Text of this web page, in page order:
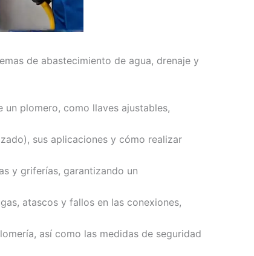
de abastecimiento de agua, drenaje y
plomero, como llaves ajustables,
sus aplicaciones y cómo realizar
y griferías, garantizando un
atascos y fallos en las conexiones,
así como las medidas de seguridad